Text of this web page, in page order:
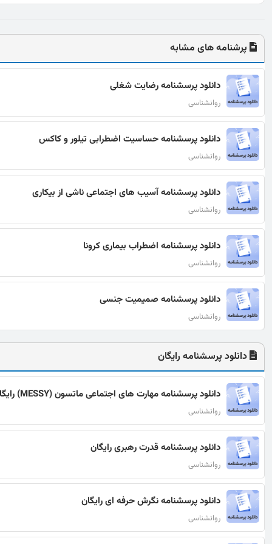
پرشنامه های مشابه
دانلود پرسشنامه رضایت شغلی
روانشناسی
دانلود پرسشنامه حساسیت اضطرابی تیلور و کاکس
روانشناسی
دانلود پرسشنامه آسیب های اجتماعی ناشی از بیکاری
روانشناسی
دانلود پرسشنامه اضطراب بیماری کرونا
روانشناسی
دانلود پرسشنامه صمیمیت جنسی
روانشناسی
دانلود پرسشنامه رایگان
دانلود پرسشنامه مهارت های اجتماعی ماتسون (MESSY) رایگان
روانشناسی
دانلود پرسشنامه قدرت رهبری رایگان
روانشناسی
دانلود پرسشنامه نگرش حرفه ای رایگان
روانشناسی